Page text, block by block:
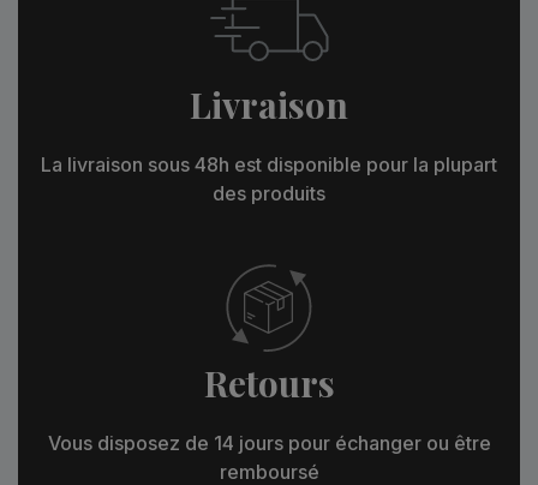
Livraison
La livraison sous 48h est disponible pour la plupart
des produits
Retours
Vous disposez de 14 jours pour échanger ou être
remboursé